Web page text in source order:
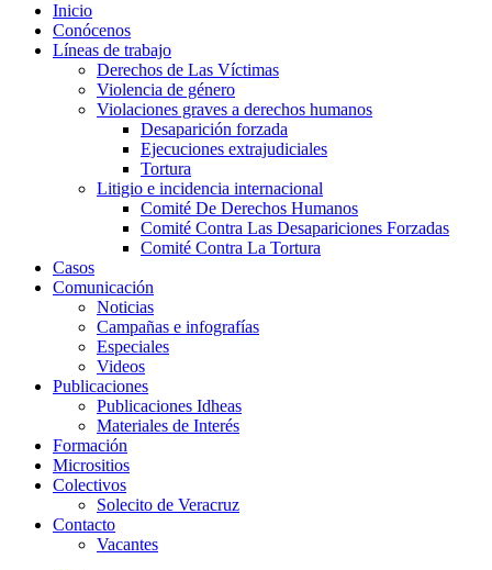
Inicio
Conócenos
Líneas de trabajo
Derechos de Las Víctimas
Violencia de género
Violaciones graves a derechos humanos
Desaparición forzada​
Ejecuciones extrajudiciales
Tortura
Litigio e incidencia internacional
Comité De Derechos Humanos​
Comité Contra Las Desapariciones Forzadas
Comité Contra La Tortura​
Casos
Comunicación
Noticias
Campañas e infografías
Especiales
Videos
Publicaciones
Publicaciones Idheas
Materiales de Interés
Formación
Micrositios
Colectivos
Solecito de Veracruz
Contacto
Vacantes